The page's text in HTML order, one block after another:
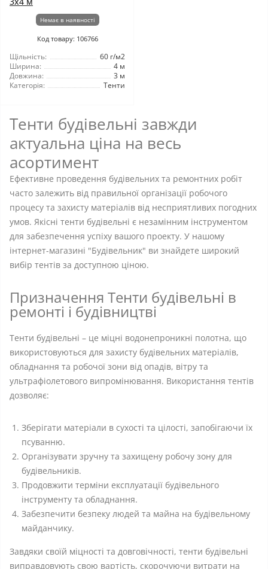
Немає в наявності
Код товару: 106766
Щільність:
60 г/м2
Ширина:
4 м
Довжина:
3 м
Категорія:
Тенти
Тенти будівельні завжди
актуальна ціна на весь
асортимент
Ефективне проведення будівельних та ремонтних робіт
часто залежить від правильної організації робочого
процесу та захисту матеріалів від несприятливих погодних
умов. Якісні тенти будівельні є незамінним інструментом
для забезпечення успіху вашого проекту. У нашому
інтернет-магазині "Будівельник" ви знайдете широкий
вибір тентів за доступною ціною.
Призначення Тенти будівельні в
ремонті і будівництві
Тенти будівельні – це міцні водонепроникні полотна, що
використовуються для захисту будівельних матеріалів,
обладнання та робочої зони від опадів, вітру та
ультрафіолетового випромінювання. Використання тентів
дозволяє:
Зберігати матеріали в сухості та цілості, запобігаючи їх
псуванню.
Організувати зручну та захищену робочу зону для
будівельників.
Продовжити терміни експлуатації будівельного
інструменту та обладнання.
Забезпечити безпеку людей та майна на будівельному
майданчику.
Завдяки своїй міцності та довговічності, тенти будівельні
виправдовують свою вартість, скорочуючи витрати на